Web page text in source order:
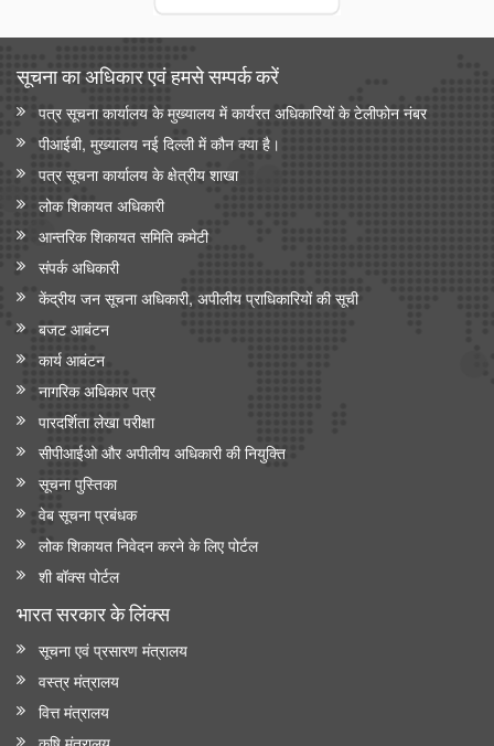
सूचना का अधिकार एवं हमसे सम्‍पर्क करें
पत्र सूचना कार्यालय के मुख्यालय में कार्यरत अधिकारियों के टेलीफोन नंबर
पीआईबी, मुख्यालय नई दिल्ली में कौन क्या है।
पत्र सूचना कार्यालय के क्षेत्रीय शाखा
लोक शिकायत अधिकारी
आन्‍तरिक शिकायत समिति कमेटी
संपर्क अधिकारी
केंद्रीय जन सूचना अधिकारी, अपीलीय प्राधिकारियों की सूची
बजट आबंटन
कार्य आबंटन
नागरिक अधिकार पत्र
पारदर्शिता लेखा परीक्षा
सीपीआईओ और अपी‍लीय अधिकारी की नियुक्ति
सूचना पुस्तिका
वेब सूचना प्रबंधक
लोक शिकायत निवेदन करने के लिए पोर्टल
शी बॉक्स पोर्टल
भारत सरकार के लिंक्‍स
सूचना एवं प्रसारण मंत्रालय
वस्त्र मंत्रालय
वित्त मंत्रालय